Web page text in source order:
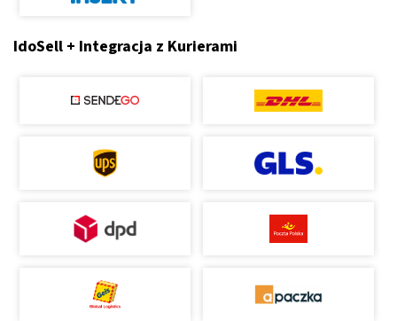
IdoSell + Integracja z Kurierami